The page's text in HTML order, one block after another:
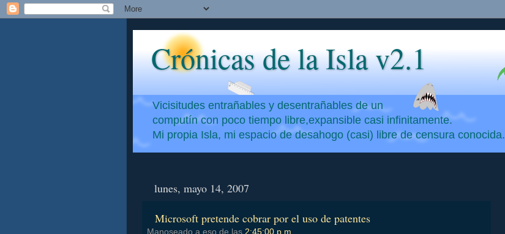
Crónicas de la Isla v2.1
Vicisitudes entrañables y desentrañables de un
computín con poco tiempo libre,expansible casi infinitamente.
Mi propia Isla, mi espacio de desahogo (casi) libre de censura conocida.
lunes, mayo 14, 2007
Microsoft pretende cobrar por el uso de patentes
Manoseado a eso de las 2:45:00 p.m.